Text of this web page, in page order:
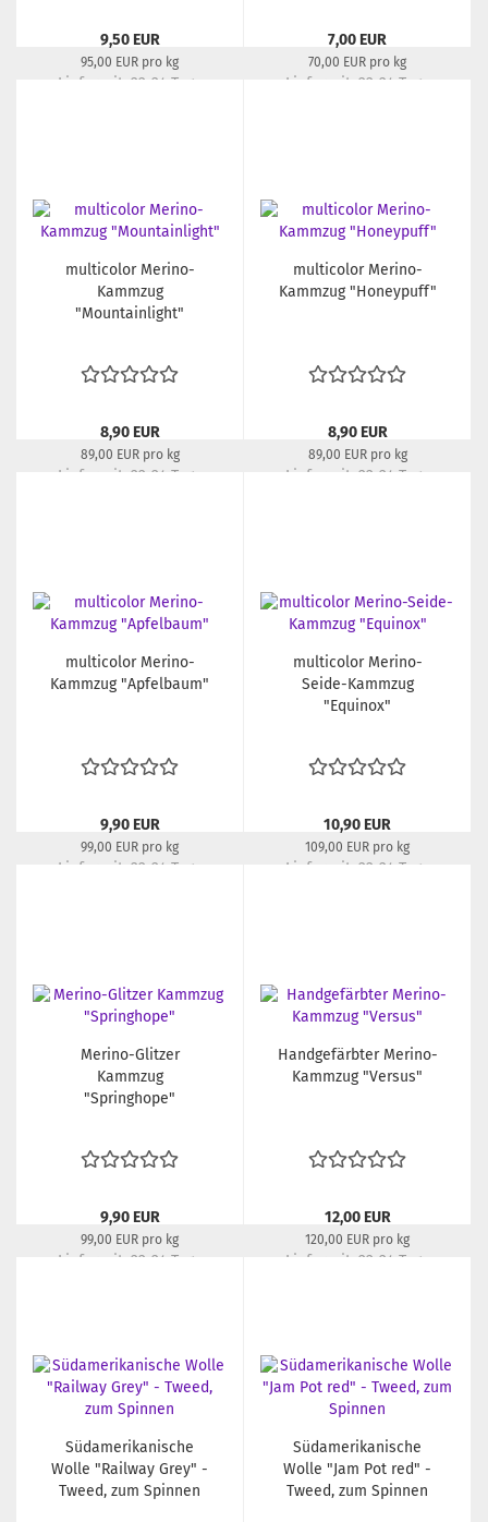
9,50 EUR
95,00 EUR pro kg
Lieferzeit: 22-24 Tage
7,00 EUR
70,00 EUR pro kg
Lieferzeit: 22-24 Tage
multicolor Merino-
Kammzug
"Mountainlight"
8,90 EUR
89,00 EUR pro kg
Lieferzeit: 22-24 Tage
multicolor Merino-
Kammzug "Honeypuff"
8,90 EUR
89,00 EUR pro kg
Lieferzeit: 22-24 Tage
multicolor Merino-
Kammzug "Apfelbaum"
9,90 EUR
99,00 EUR pro kg
Lieferzeit: 22-24 Tage
multicolor Merino-
Seide-Kammzug
"Equinox"
10,90 EUR
109,00 EUR pro kg
Lieferzeit: 22-24 Tage
Merino-Glitzer
Kammzug
"Springhope"
9,90 EUR
99,00 EUR pro kg
Lieferzeit: 22-24 Tage
Handgefärbter Merino-
Kammzug "Versus"
12,00 EUR
120,00 EUR pro kg
Lieferzeit: 22-24 Tage
Südamerikanische
Wolle "Railway Grey" -
Tweed, zum Spinnen
Südamerikanische
Wolle "Jam Pot red" -
Tweed, zum Spinnen